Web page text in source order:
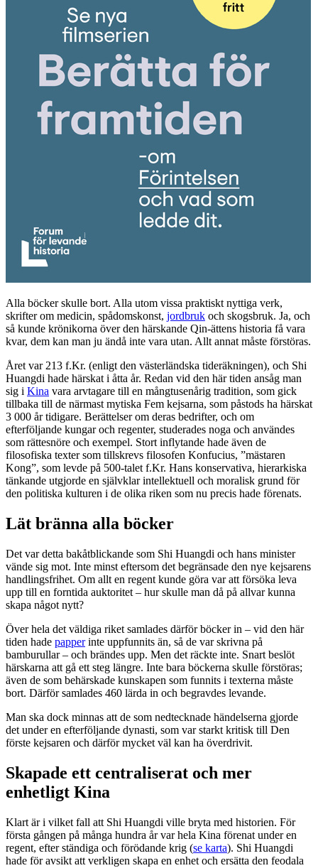
Alla böcker skulle bort. Alla utom vissa praktiskt nyttiga verk,
skrifter om medicin, spådomskonst, jordbruk och skogsbruk. Ja, och
så kunde krönikorna över den härskande Qin-ättens historia få vara
kvar, dem kan man ju ändå inte vara utan. Allt annat måste förstöras.
Året var 213 f.Kr. (enligt den västerländska tideräkningen), och Shi
Huangdi hade härskat i åtta år. Redan vid den här tiden ansåg man
sig i Kina vara arvtagare till en mångtusenårig tradition, som gick
tillbaka till de närmast mytiska Fem kejsarna, som påstods ha härskat
3 000 år tidigare. Berättelser om deras bedrifter, och om
efterföljande kungar och regenter, studerades noga och användes
som rättesnöre och exempel. Stort inflytande hade även de
filosofiska texter som tillskrevs filosofen Konfucius, ”mästaren
Kong”, som levde på 500-talet f.Kr. Hans konservativa, hierarkiska
tänkande utgjorde en självklar intellektuell och moralisk grund för
den politiska kulturen i de olika riken som nu precis hade förenats.
Lät bränna alla böcker
Det var detta bakåtblickande som Shi Huangdi och hans minister
vände sig mot. Inte minst eftersom det begränsade den nye kejsarens
handlingsfrihet. Om allt en regent kunde göra var att försöka leva
upp till en forntida auktoritet – hur skulle man då på allvar kunna
skapa något nytt?
Över hela det väldiga riket samlades därför böcker in – vid den här
tiden hade papperinte uppfunnits än, så de var skrivna på
bamburullar – och brändes upp. Men det räckte inte. Snart beslöt
härskarna att gå ett steg längre. Inte bara böckerna skulle förstöras;
även de som behärskade kunskapen som funnits i texterna måste
bort. Därför samlades 460 lärda in och begravdes levande.
Man ska dock minnas att de som nedtecknade händelserna gjorde
det under en efterföljande dynasti, som var starkt kritisk till Den
förste kejsaren och därför mycket väl kan ha överdrivit.
Skapade ett centraliserat och mer
enhetligt Kina
Klart är i vilket fall att Shi Huangdi ville bryta med historien. För
första gången på många hundra år var hela Kina förenat under en
regent, efter ständiga och förödande krig (se karta). Shi Huangdi
hade för avsikt att verkligen skapa en enhet och ersätta den feodala